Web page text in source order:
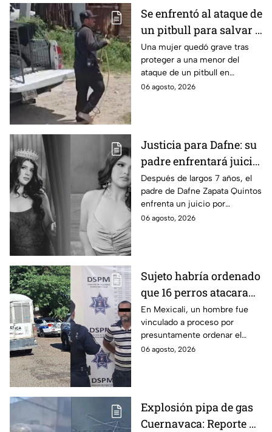
Se enfrentó al ataque de
un pitbull para salvar a
una menor; hoy lucha
por su vida en Zapopan
Una mujer quedó grave tras
proteger a una menor del
ataque de un pitbull en
Zapopan; la víctima sufrió
06 agosto, 2026
Justicia para Dafne: su
padre enfrentará juicio
por presunto abuso
cometido en 2019 en
Tamaulipas
Después de largos 7 años, el
padre de Dafne Zapata Quintos
enfrenta un juicio por
presuntamente abusar de la
06 agosto, 2026
Sujeto habría ordenado
que 16 perros atacaran
a su hermana con
discapacidad en
Mexicali, BC
En Mexicali, un hombre fue
vinculado a proceso por
presuntamente ordenar el
ataque de 16 perros contra su
06 agosto, 2026
Explosión pipa de gas
Cuernavaca: Reporte de